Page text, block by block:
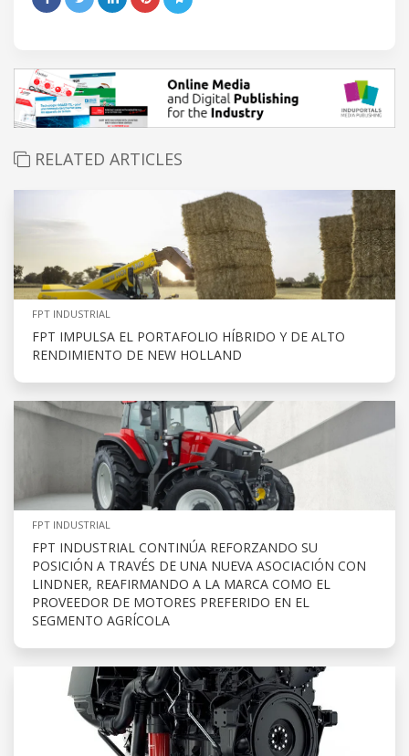
RELATED ARTICLES
FPT INDUSTRIAL
FPT IMPULSA EL PORTAFOLIO HÍBRIDO Y DE ALTO
RENDIMIENTO DE NEW HOLLAND
FPT INDUSTRIAL
FPT INDUSTRIAL CONTINÚA REFORZANDO SU
POSICIÓN A TRAVÉS DE UNA NUEVA ASOCIACIÓN CON
LINDNER, REAFIRMANDO A LA MARCA COMO EL
PROVEEDOR DE MOTORES PREFERIDO EN EL
SEGMENTO AGRÍCOLA